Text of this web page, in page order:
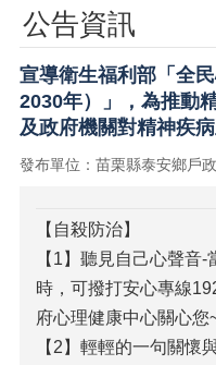
公告資訊
宣導衛生福利部「全
2030年）」，為推動
及政府機關對精神疾病
發布單位：苗栗縣泰安鄉戶
【自殺防治】
【1】聽見自己心聲音
時，可撥打安心專線
府心理健康中心關心您
【2】輕輕的一句關懷